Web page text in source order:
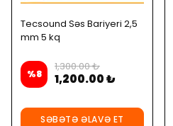
Tecsound Səs Bariyeri 2,5
mm 5 kq
%8
1,300.00 ₺
1,200.00 ₺
SƏBƏTƏ ƏLAVƏ ET